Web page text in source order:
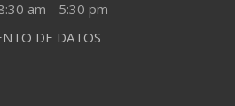
am - 5:30 pm
DE DATOS